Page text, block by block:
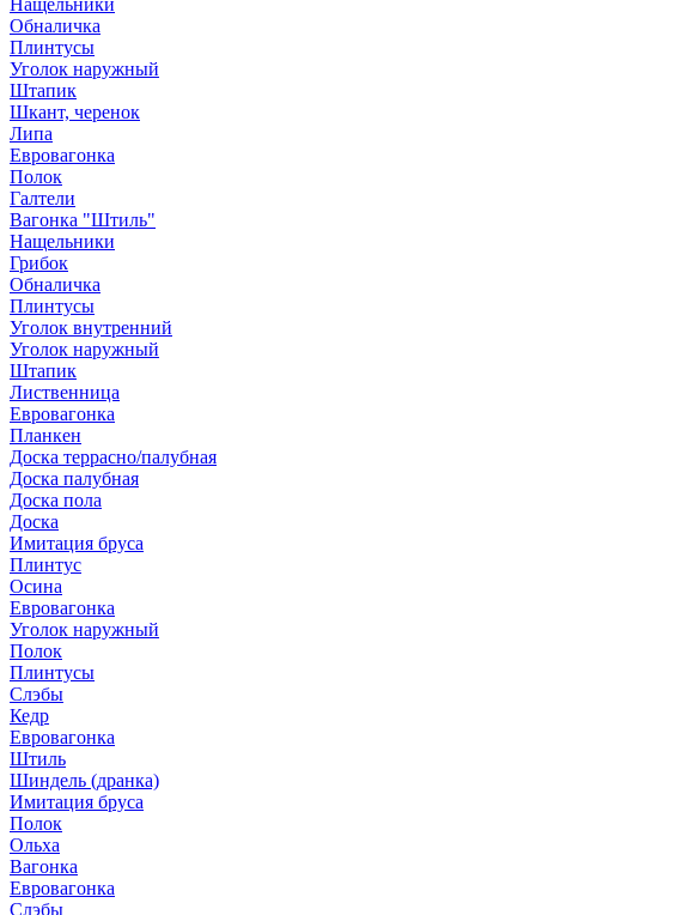
Нащельники
Обналичка
Плинтусы
Уголок наружный
Штапик
Шкант, черенок
Липа
Евровагонка
Полок
Галтели
Вагонка "Штиль"
Нащельники
Грибок
Обналичка
Плинтусы
Уголок внутренний
Уголок наружный
Штапик
Лиственница
Евровагонка
Планкен
Доска террасно/палубная
Доска палубная
Доска пола
Доска
Имитация бруса
Плинтус
Осина
Евровагонка
Уголок наружный
Полок
Плинтусы
Слэбы
Кедр
Евровагонка
Штиль
Шиндель (дранка)
Имитация бруса
Полок
Ольха
Вагонка
Евровагонка
Слэбы